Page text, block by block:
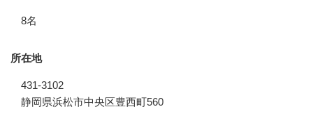
8名
所在地
431-3102
静岡県浜松市中央区豊西町560